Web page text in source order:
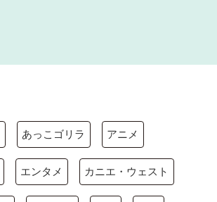
あっこゴリラ アニメ
エンタメ カニエ・ウェスト